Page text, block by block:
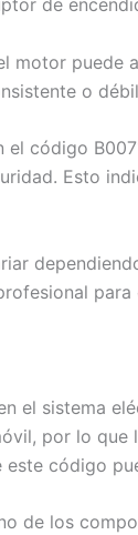
de
motor
o
código
Esto
el sistema
por lo
código
de los